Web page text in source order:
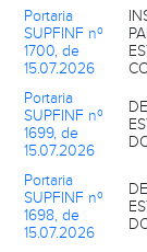
Portaria
SUPFINF nº
1700, de
15.07.2026
Portaria
SUPFINF nº
1699, de
15.07.2026
Portaria
SUPFINF nº
1698, de
15.07.2026